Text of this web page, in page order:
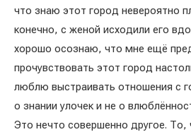
что знаю этот город невероятно
конечно, с женой исходили его
хорошо осознаю, что мне ещё
прочувствовать этот город
люблю выстраивать отношения с
о знании улочек и не о
Это нечто совершенно другое. То,